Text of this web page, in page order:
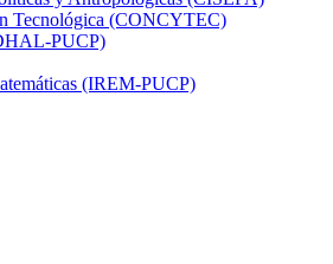
Tecnológica (CONCYTEC)
PUCP)
(IREM-PUCP)